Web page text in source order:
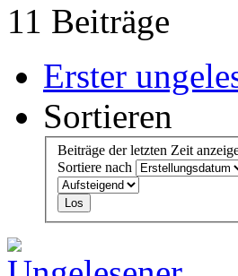
11 Beiträge
Erster
Sortieren
Beiträge der letzten Zeit
Sortiere nach